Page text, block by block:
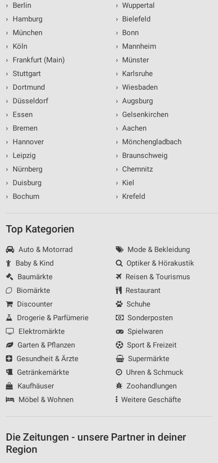
›
Berlin
›
Hamburg
›
München
›
Köln
›
Frankfurt (Main)
› Stuttgart
›
Dortmund
›
Düsseldorf
›
Essen
›
Bremen
›
Hannover
›
Leipzig
›
Nürnberg
›
Duisburg
›
Bochum
› Wuppertal
› Bielefeld
› Bonn
› Mannheim
› Münster
› Karlsruhe
› Wiesbaden
› Augsburg
› Gelsenkirchen
› Aachen
› Mönchengladbach
› Braunschweig
› Chemnitz
› Kiel
› Krefeld
Top Kategorien
Auto & Motorrad
Baby & Kind
Baumärkte
Biomärkte
Discounter
Drogerie & Parfümerie
Elektromärkte
Garten & Pflanzen
Gesundheit & Ärzte
Getränkemärkte
Kaufhäuser
Möbel & Wohnen
Mode & Bekleidung
Optiker & Hörakustik
Reisen & Tourismus
Restaurant
Schuhe
Sonderposten
Spielwaren
Sport & Freizeit
Supermärkte
Uhren & Schmuck
Zoohandlungen
Weitere Geschäfte
Die Zeitungen - unsere Partner in deiner
Region